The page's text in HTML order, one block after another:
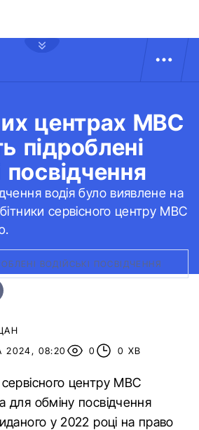
центрах МВС
підроблені
посвідчення
водія було виявлене на
сервісного центру МВС
ВОДІЙСЬКІ ПОСВІДЧЕННЯ
08:20
0 0 ХВ
центру МВС
для обміну посвідчення
у 2022 році на право